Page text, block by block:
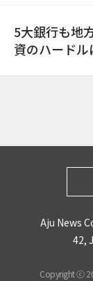
5大銀行も地
資のハードル
Aju News
42,
Copyright ⓒ